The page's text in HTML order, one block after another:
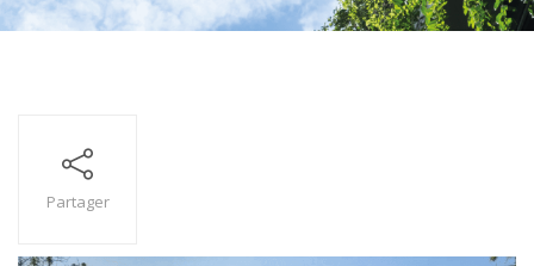
Partager